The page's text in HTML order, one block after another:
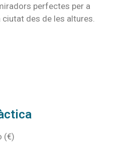
perfectes per a
des de les altures.
(€)